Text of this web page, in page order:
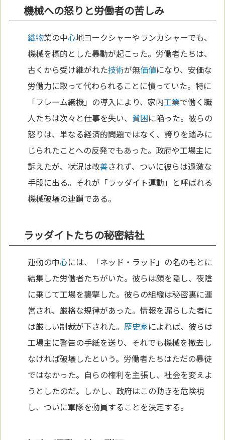
機械への怒りと労働者の苦しみ
織物業の中心地ヨークシャーやランカシャーでも、
機械を標的とした暴動が起こった。労働者たちは、
古くから受け継がれた技術が無価値になり、安価な
労働力に取って代わられることに憤っていた。特に
「フレーム織機」の導入により、家内工業で働く職
人たちは次々と仕事を失い、 貧困に陥った。彼らの
怒りは、単なる経済的問題ではなく、誇りを踏みに
じられたことへの反発でもあった。政府や工場主に
訴えたが、状況は改善されず、ついに彼らは過激な
手段に出る。それが「ラッダイト運動」と呼ばれる
機械破壊の連鎖である。
ラッダイトたちの秘密結社
運動の中心には、「ネッド・ラッド」の名のもとに
結集した労働者たちがいた。彼らは顔を隠し、夜陰
に乗じて工場を襲撃した。彼らの組織は秘密裏に運
営され、厳格な規律があった。情報を漏らした者に
は厳しい制裁が下された。歴史家によれば、彼らは
工場主に警告の手紙を送り、それでも機械を撤去し
なければ破壊したという。労働者たちはただの暴徒
ではなかった。自らの権利を主張し、社会を変えよ
うとしたのだ。しかし、政府はこの動きを危険視
し、ついに軍隊を動員することを決定する。